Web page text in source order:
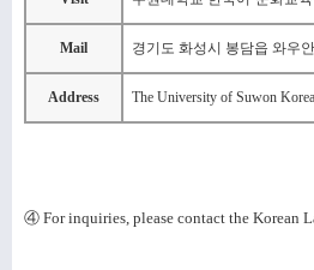
Mail 경기도 화성시 봉담읍 와우
Address The University of Suwon
④ For inquiries, please contact the Korean